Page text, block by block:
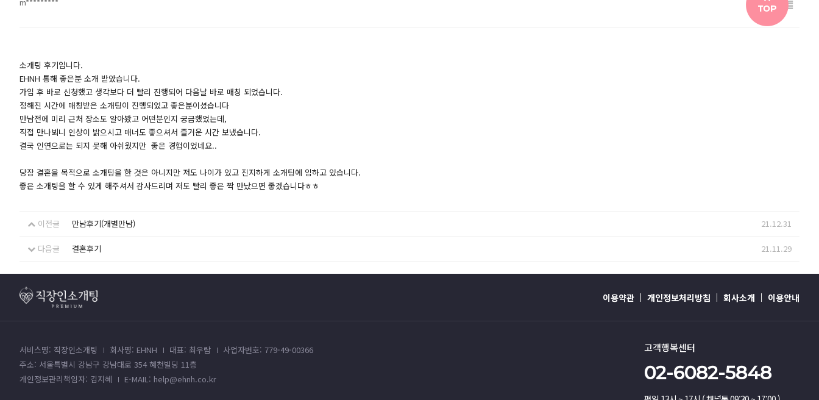
소개팅 후기입니다.
EHNH 통해 좋은분 소개 받았습니다.
가입 후 바로 신청했고 생각보다 더 빨리 진행되어 다음날 바로 매칭 되었습니다.
정해진 시간에 매칭받은 소개팅이 진행되었고 좋은분이셨습니다
만남전에 미리 근처 장소도 알아봤고 어떤분인지 궁금했었는데,
직접 만나뵈니 인상이 밝으시고 매너도 좋으셔서 즐거운 시간 보냈습니다.
결국 인연으로는 되지 못해 아쉬웠지만 좋은 경험이었네요..
당장 결혼을 목적으로 소개팅을 한 것은 아니지만 저도 나이가 있고 진지하게 소개팅에 임하고 있습니다.
좋은 소개팅을 할 수 있게 해주셔서 감사드리며 저도 빨리 좋은 짝 만났으면 좋겠습니다ㅎㅎ
이전글 만남후기(개별만남) 21.12.31
다음글 결혼후기 21.11.29
이용약관 개인정보처리방침 회사소개 이용안내
서비스명: 직장인소개팅 회사명: EHNH 대표: 최우람
사업자번호: 779-49-00366
주소: 서울특별시 강남구 강남대로 354 혜천빌딩 11층
개인정보관리책임자: 김지혜
E-MAIL: help@ehnh.co.kr
고객행복센터
02-6082-5848